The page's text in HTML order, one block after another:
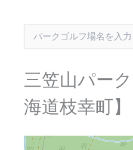
三笠山パー
海道枝幸町】